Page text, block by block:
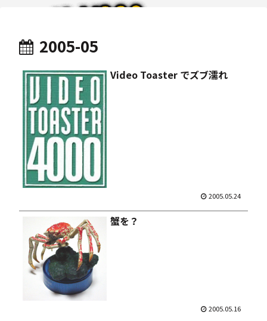
2005-05
Video Toaster でズブ濡れ
2005.05.24
蟹を？
2005.05.16